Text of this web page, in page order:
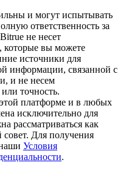
и гибкие проценты
и могут испытывать
ответственность за
не несет
которые вы можете
источники для
информации, связанной с
и не несем
точность.
платформе и в любых
исключительно для
рассматриваться как
Для получения
Условия
.